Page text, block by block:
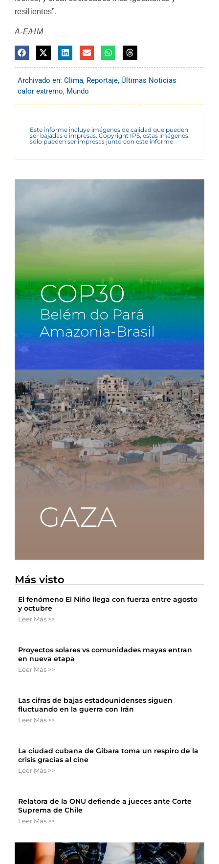
resilientes”.
A-E/HM
Archivado en: Clima, Reportaje, Últimas Noticias
calor extremo, Mundo
Este informe incluye imágenes de calidad que pueden
ser bajadas e impresas. Copyright IPS, estas imágenes
sólo pueden ser impresas junto con este informe
Más visto
El fenómeno El Niño llega con fuerza entre agosto
y octubre
Leer Más >>
Proyectos solares vs comunidades mayas entran
en nueva etapa
Leer Más >>
Las cifras de bajas estadounidenses siguen
fluctuando en la guerra con Irán
Leer Más >>
La ciudad cubana de Gibara toma un respiro de la
crisis gracias al cine
Leer Más >>
Relatora de la ONU defiende a jueces ante Corte
Suprema de Chile
Leer Más >>